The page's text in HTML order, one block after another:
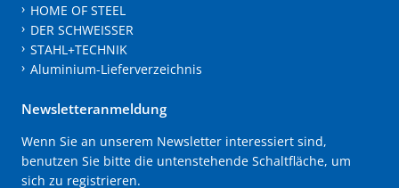
HOME OF STEEL
DER SCHWEISSER
STAHL+TECHNIK
Aluminium-Lieferverzeichnis
Newsletteranmeldung
Wenn Sie an unserem Newsletter interessiert sind,
benutzen Sie bitte die untenstehende Schaltfläche, um
sich zu registrieren.